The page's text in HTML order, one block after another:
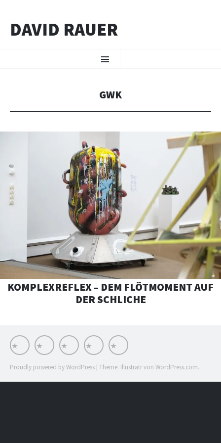
DAVID RAUER
GWK
KOMPLEXREFLEX – DEM FLÖTMOMENT AUF
DER SCHLICHE
Works Stationen Impressum Stream INSTA
Proudly powered by WordPress Theme: Illustratr von WordPress.com.